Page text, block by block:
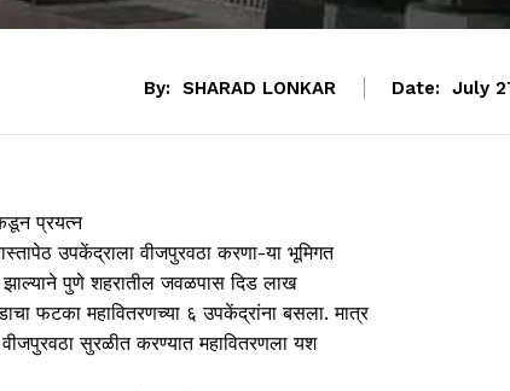
By: SHARAD LONKAR Date: July
प्रयत्न
उपकेंद्राला वीजपुरवठा करणा-या भूमिगत
पुणे शहरातील जवळपास दिड लाख
फटका महावितरणच्या ६ उपकेंद्रांना बसला. मात्र
वीजपुरवठा सुरळीत करण्यात महावितरणला यश